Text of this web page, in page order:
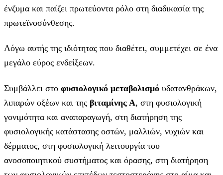
ένζυμα και παίζει πρωτεύοντα ρόλο στη διαδικασία της
πρωτεϊνοσύνθεσης.
Λόγω αυτής της ιδιότητας που διαθέτει, συμμετέχει σε ένα
μεγάλο εύρος ενδείξεων.
Συμβάλλει στο φυσιολογικό μεταβολισμό υδατανθράκων,
λιπαρών οξέων και της βιταμίνης Α, στη φυσιολογική
γονιμότητα και αναπαραγωγή, στη διατήρηση της
φυσιολογικής κατάστασης οστών, μαλλιών, νυχιών και
δέρματος, στη φυσιολογική λειτουργία του
ανοσοποιητικού συστήματος και όρασης, στη διατήρηση